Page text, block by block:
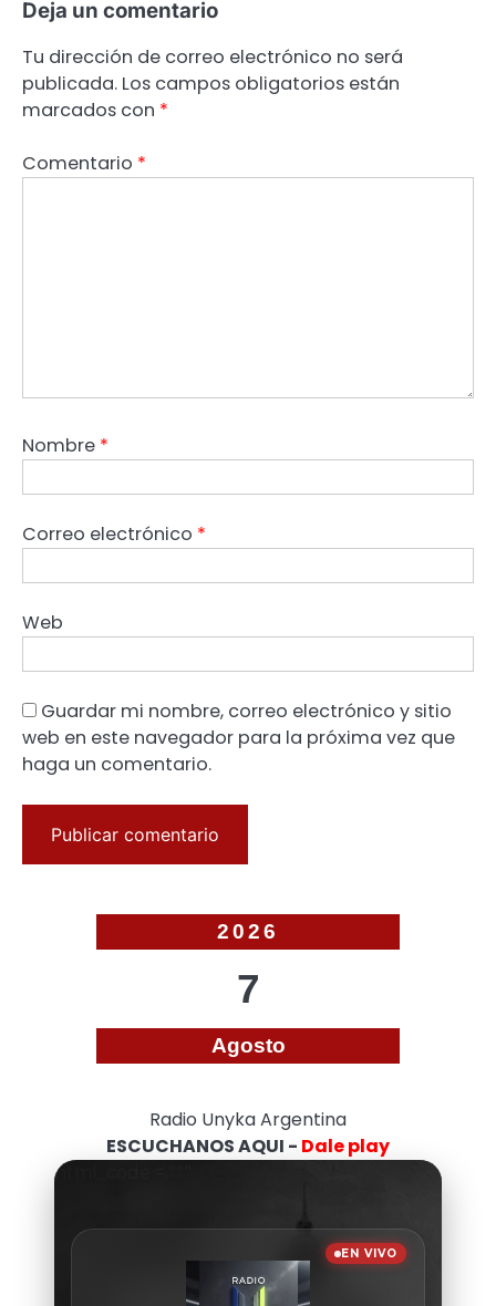
Deja un comentario
Tu dirección de correo electrónico no será
publicada. Los campos obligatorios están
marcados con *
Comentario *
Nombre *
Correo electrónico *
Web
Guardar mi nombre, correo electrónico y sitio
web en este navegador para la próxima vez que
haga un comentario.
2026
7
Agosto
Radio Unyka Argentina
ESCUCHANOS AQUI - Dale play